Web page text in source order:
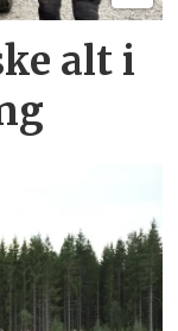
alt i